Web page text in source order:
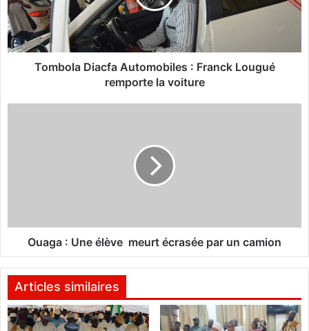
l
a
D
i
i
e
s
:
F
r
Tombola Diacfa Automobiles : Franck Lougué
remporte la voiture
e
l
è
e
m
Ouaga : Une élève meurt écrasée par un camion
Articles similaires